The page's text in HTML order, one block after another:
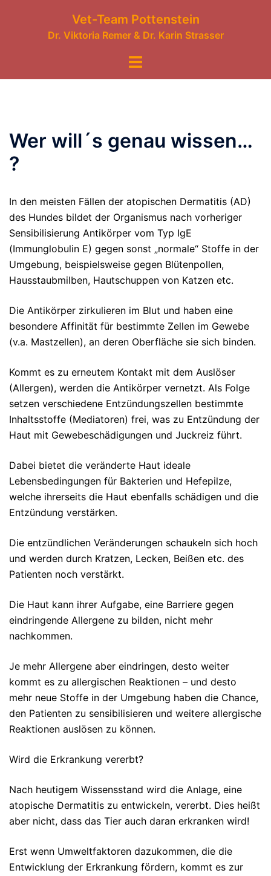
Vet-Team Pottenstein
Dr. Viktoria Remer & Dr. Karin Strasser
Menü
Wer will´s genau wissen…
?
In den meisten Fällen der atopischen Dermatitis (AD)
des Hundes bildet der Organismus nach vorheriger
Sensibilisierung Antikörper vom Typ IgE
(Immunglobulin E) gegen sonst „normale“ Stoffe in der
Umgebung, beispielsweise gegen Blütenpollen,
Hausstaubmilben, Hautschuppen von Katzen etc.
Die Antikörper zirkulieren im Blut und haben eine
besondere Affinität für bestimmte Zellen im Gewebe
(v.a. Mastzellen), an deren Oberfläche sie sich binden.
Kommt es zu erneutem Kontakt mit dem Auslöser
(Allergen), werden die Antikörper vernetzt. Als Folge
setzen verschiedene Entzündungszellen bestimmte
Inhaltsstoffe (Mediatoren) frei, was zu Entzündung der
Haut mit Gewebeschädigungen und Juckreiz führt.
Dabei bietet die veränderte Haut ideale
Lebensbedingungen für Bakterien und Hefepilze,
welche ihrerseits die Haut ebenfalls schädigen und die
Entzündung verstärken.
Die entzündlichen Veränderungen schaukeln sich hoch
und werden durch Kratzen, Lecken, Beißen etc. des
Patienten noch verstärkt.
Die Haut kann ihrer Aufgabe, eine Barriere gegen
eindringende Allergene zu bilden, nicht mehr
nachkommen.
Je mehr Allergene aber eindringen, desto weiter
kommt es zu allergischen Reaktionen – und desto
mehr neue Stoffe in der Umgebung haben die Chance,
den Patienten zu sensibilisieren und weitere allergische
Reaktionen auslösen zu können.
Wird die Erkrankung vererbt?
Nach heutigem Wissensstand wird die Anlage, eine
atopische Dermatitis zu entwickeln, vererbt. Dies heißt
aber nicht, dass das Tier auch daran erkranken wird!
Erst wenn Umweltfaktoren dazukommen, die die
Entwicklung der Erkrankung fördern, kommt es zur